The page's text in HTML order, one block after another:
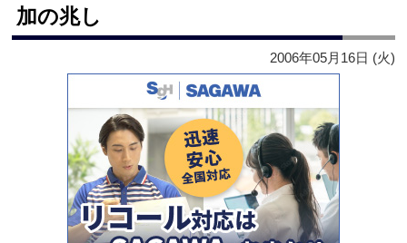
加の兆し
2006年05月16日 (火)